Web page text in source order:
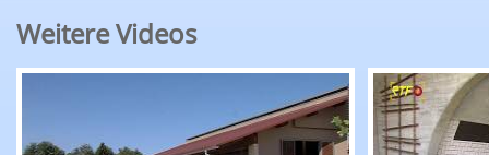
Weitere Videos
RTF.1-Nachrichten: Erntepressegespräch des
RTF.1-